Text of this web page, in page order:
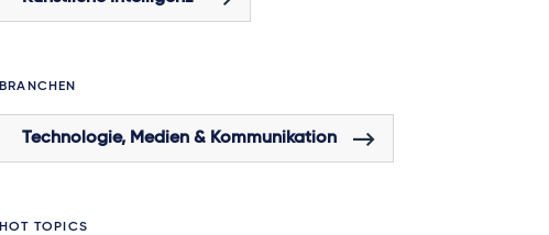
BRANCHEN
Technologie, Medien & Kommunikation
HOT TOPICS